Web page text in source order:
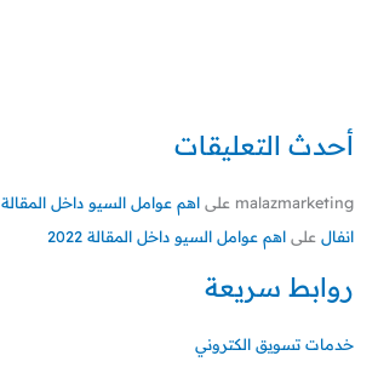
أحدث التعليقات
malazmarketing على اهم عوامل السيو داخل المقالة 2022
انفال على اهم عوامل السيو داخل المقالة 2022
روابط سريعة
خدمات تسويق الكتروني